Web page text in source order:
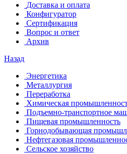
Доставка и оплата
Конфигуратор
Сертификация
Вопрос и ответ
Архив
Назад
Энергетика
Металлургия
Переработка
Химическая
Подъемно-транспортное
Пищевая промышленность
Горнодобывающая
Нефтегазовая
Сельское хозяйство